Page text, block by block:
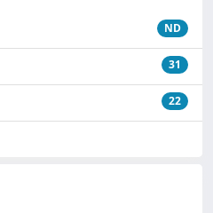
ND
31
22